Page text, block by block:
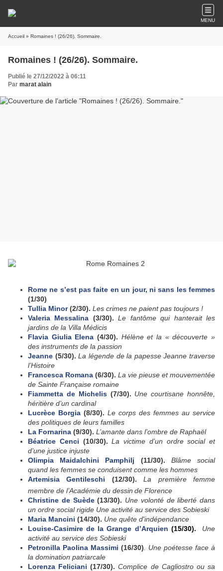
MENU
Accueil » Romaines ! (26/26). Sommaire.
Romaines ! (26/26). Sommaire.
Publié le 27/12/2022 à 06:11
Par marat alain
Rome ne s’est pas faite en un jour, ni sans les femmes
(1/30)
Tullia Minor(2/30). Les crimes ne paient pas toujours !
Valeria Messalina (3/30).Le fantôme qui hanterait les
jardins de la Villa Médicis
Flavia Giulia Elena (4/30). Hélène et la « découverte »
des instruments de la passion
Jeanne (5/30).La légende de la papesse Jeanne traverse
l’Histoire
Francesca Romana (6/30). La vie pieuse et mouvementée
de Sainte Française romaine
Fiammetta de Michelis(7/30). Une courtisane honnête,
héritière d’un cardinal
Lucrèce Borgia (8/30). Le corps des femmes au service
des politiques de leurs familles
La Fornarina (9/30). L’amante dans l’ombre de Raphaël
Béatrice Cenci (10/30).La victime d’un ordre social et
d’une justice injuste
Olimpia Maidalchini Pamphilj (11/30). Blâme social
quand les femmes se conduisent comme les hommes
Artemisia Gentileschi (12/30).La première femme
membre de l’Académie du dessin de Florence
Christine de Suède(13/30). Une volonté de liberté dans
un ordre social rigide Une activité au service des Sobieski
Maria Mancini (14/30). Une quête d'indépendance
Louise-Casimire de la Grange d’Arquien (15/30). Une
activité au service des Sobieski
Petronilla Paolina Massimi (16/30) . Une poétesse face à
la domination patriarcale
Lorenza Feliciani (17/30).Complice de Cagliostro ou sa